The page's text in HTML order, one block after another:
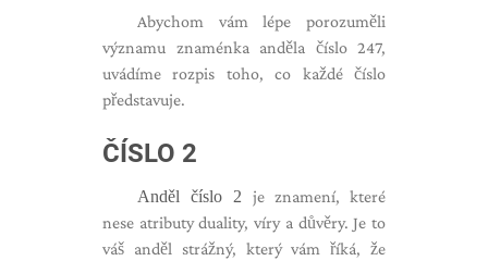
Abychom vám lépe porozuměli
významu znaménka anděla číslo 247,
uvádíme rozpis toho, co každé číslo
představuje.
ČÍSLO 2
Anděl číslo 2 je znamení, které
nese atributy duality, víry a důvěry. Je to
váš anděl strážný, který vám říká, že